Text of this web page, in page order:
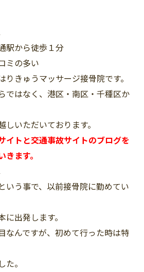
駅から徒歩１分
ミの多い
りきゅうマッサージ接骨院です。
ではなく、港区・南区・千種区か
いただいております。
イトと交通事故サイトのブログを
ます。
いう事で、以前接骨院に勤めてい
出発します。
なんですが、初めて行った時は特
。